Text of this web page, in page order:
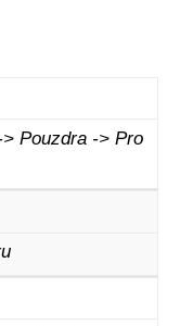
Pouzdra -> Pro